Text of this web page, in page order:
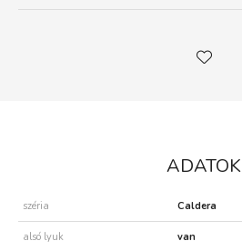
ADATOK
széria Caldera
alsó lyuk van